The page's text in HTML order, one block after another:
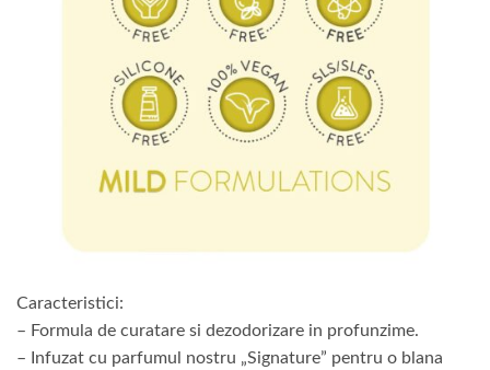
Caracteristici:
– Formula de curatare si dezodorizare in profunzime.
– Infuzat cu parfumul nostru „Signature” pentru o blana